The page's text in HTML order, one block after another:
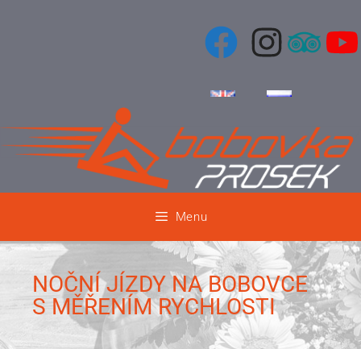
Menu
NOČNÍ JÍZDY NA BOBOVCE
S MĚŘENÍM RYCHLOSTI